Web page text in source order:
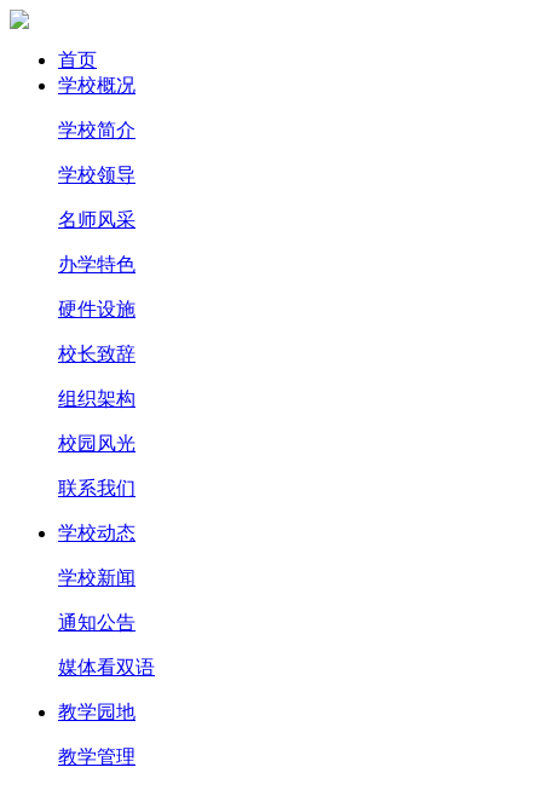
首页
学校概况
学校简介
学校领导
名师风采
办学特色
硬件设施
校长致辞
组织架构
校园风光
联系我们
学校动态
学校新闻
通知公告
媒体看双语
教学园地
教学管理